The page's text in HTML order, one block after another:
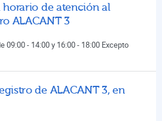
de atención al
ALACANT 3
09:00 - 14:00 y 16:00 - 18:00 Excepto
de ALACANT 3, en